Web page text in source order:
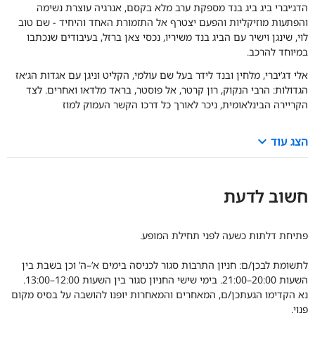
הדג׳יברי ביג ביג בנד מספקת ערב מלא בקסם, אנרגיה עוצרת נשימה
והפתעות מוזיקליות והפעם יצטרף אל התזמורת האחד והיחיד - שם טוב
לוי, שינגן וישיר עם הביג בנד משיריו, נכסי צאן ברזל, בעיבודים שנכתבו
במיוחד להרכב.
אלי דג’יברי, מלחין ובנד לידר בעל שם עולמי, הקליט וניגן עם אגדות הג׳אז
הגדולות: הרבי הנקוק, רון קרטר, אל פוסטר, בראד מלדאו ואחרים. לצד
הקריירה הבינלאומית, ניכר לאורך כל דרכו הקשר העמוק למוז
הצג עוד keyboard_arrow_down
חשוב לדעת
פתיחת דלתות כשעה לפני תחילת המופע.
לתשומת לבכן/ם: חניון התרבות סגור לכניסה בימים א’–ה’ וכן בשבת בין
השעות 20:00–21:00. בימי שישי החניון סגור בין השעות 12:00–13:00.
נא הקדימו הגעתכן/ם, המאחרים והמאחרות יופנו להושבה על בסיס מקום
פנוי.